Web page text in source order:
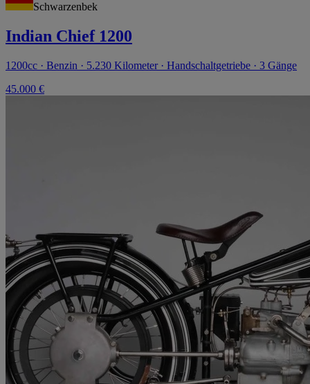
Schwarzenbek
Indian Chief 1200
1200cc · Benzin · 5.230 Kilometer · Handschaltgetriebe · 3 Gänge
45.000 €